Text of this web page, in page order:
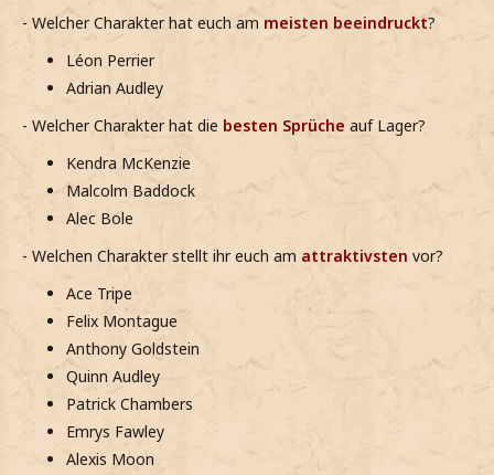
- Welcher Charakter hat euch am meisten beeindruckt?
Léon Perrier
Adrian Audley
- Welcher Charakter hat die besten Sprüche auf Lager?
Kendra McKenzie
Malcolm Baddock
Alec Bole
- Welchen Charakter stellt ihr euch am attraktivsten vor?
Ace Tripe
Felix Montague
Anthony Goldstein
Quinn Audley
Patrick Chambers
Emrys Fawley
Alexis Moon